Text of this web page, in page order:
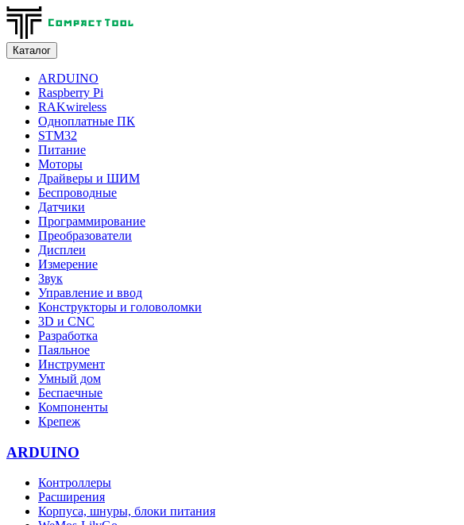
Каталог
ARDUINO
Raspberry Pi
RAKwireless
Одноплатные ПК
STM32
Питание
Моторы
Драйверы и ШИМ
Беспроводные
Датчики
Программирование
Преобразователи
Дисплеи
Измерение
Звук
Управление и ввод
Конструкторы и головоломки
3D и CNC
Разработка
Паяльное
Инструмент
Умный дом
Беспаечные
Компоненты
Крепеж
ARDUINO
Контроллеры
Расширения
Корпуса, шнуры, блоки питания